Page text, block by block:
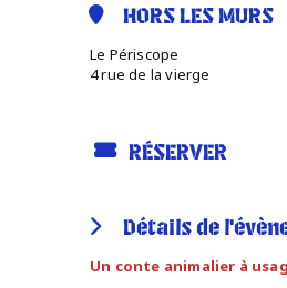
HORS LES MURS
Le Périscope
4 rue de la vierge
RÉSERVER
Détails de
Un conte animalier à